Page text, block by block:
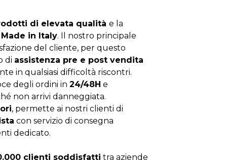
di elevata qualità e la
Made in Italy. Il nostro principale
del cliente, per questo
di assistenza pre e post vendita
in qualsiasi difficoltà riscontri.
degli ordini in 24/48H e
non arrivi danneggiata.
, permette ai nostri clienti di
con servizio di consegna
dedicato.
clienti soddisfatti tra aziende